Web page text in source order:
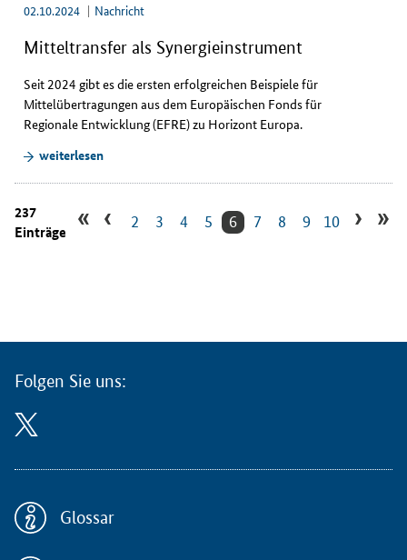
02.10.2024 Nachricht
Mitteltransfer als Synergieinstrument
Seit 2024 gibt es die ersten erfolgreichen Beispiele für
Mittelübertragungen aus dem Europäischen Fonds für
Regionale Entwicklung (EFRE) zu Horizont Europa.
weiterlesen
237
Einträge
« ‹ 2 3 4 5 6 7 8 9 10 › »
Folgen Sie uns:
Glossar